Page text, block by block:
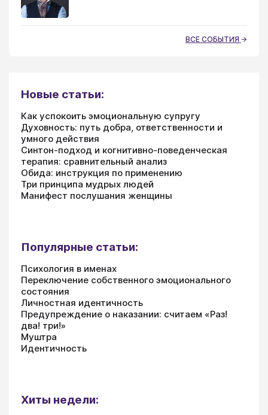
ВСЕ СОБЫТИЯ
Новые статьи:
Как успокоить эмоциональную супругу
Духовность: путь добра, ответственности и
умного действия
Синтон-подход и когнитивно-поведенческая
терапия: сравнительный анализ
Обида: инструкция по применению
Три принципа мудрых людей
Манифест послушания женщины
Популярные статьи:
Психология в именах
Переключение собственного эмоционального
состояния
Личностная идентичность
Предупреждение о наказании: считаем «Раз!
два! три!»
Муштра
Идентичность
Хиты недели: